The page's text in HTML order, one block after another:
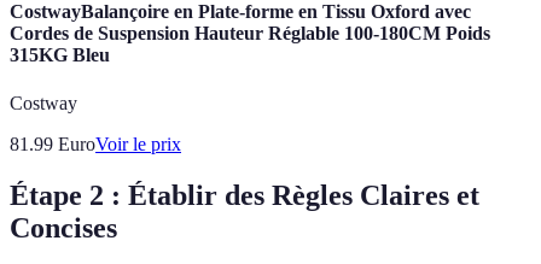
CostwayBalançoire en Plate-forme en Tissu Oxford avec
Cordes de Suspension Hauteur Réglable 100-180CM Poids
315KG Bleu
Costway
81.99 EuroVoir le prix
Étape 2 : Établir des Règles Claires et
Concises